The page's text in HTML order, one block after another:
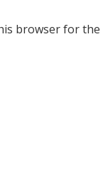
browser for